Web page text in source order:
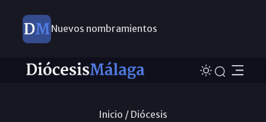
Este domingo, Campaña Pro Templos
Inicio / Diócesis